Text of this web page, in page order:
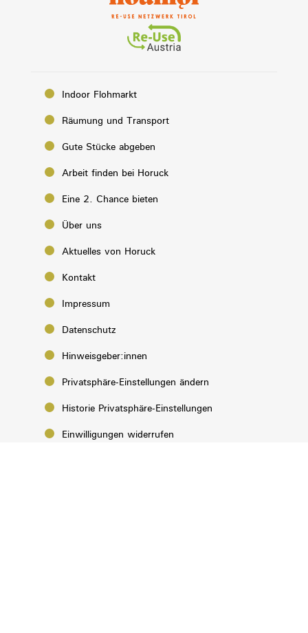
Indoor Flohmarkt
Räumung und Transport
Gute Stücke abgeben
Arbeit finden bei Horuck
Eine 2. Chance bieten
Über uns
Aktuelles von Horuck
Kontakt
Impressum
Datenschutz
Hinweisgeber:innen
Privatsphäre-Einstellungen ändern
Historie Privatsphäre-Einstellungen
Einwilligungen widerrufen